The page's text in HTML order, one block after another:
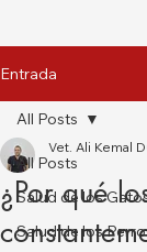
Entrada
All Posts
Salud de los
Salud de los
All Posts
¿Por qué
Vet. Ali Kemal